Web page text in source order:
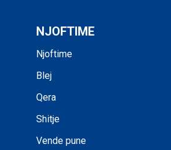
NJOFTIME
Njoftime
Blej
Qera
Shitje
Vende pune